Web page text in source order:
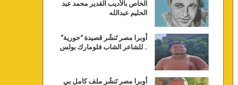
الخاص بالأديب القدير محمد عبد
الحليم عبدالله
أوبرا مصر تَنشُر قصيدة “حورية”
.. للشاعر الشاب فلومارك بولس
أوبرا مصر تَنشُر ملف كامل بي